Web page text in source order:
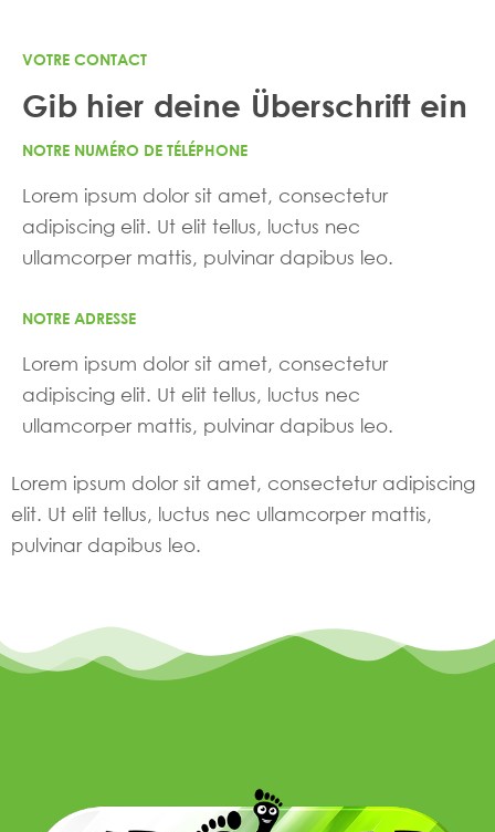
VOTRE CONTACT
Gib hier deine Überschrift ein
NOTRE NUMÉRO DE TÉLÉPHONE
Lorem ipsum dolor sit amet, consectetur
adipiscing elit. Ut elit tellus, luctus nec
ullamcorper mattis, pulvinar dapibus leo.
NOTRE ADRESSE
Lorem ipsum dolor sit amet, consectetur
adipiscing elit. Ut elit tellus, luctus nec
ullamcorper mattis, pulvinar dapibus leo.
Lorem ipsum dolor sit amet, consectetur adipiscing
elit. Ut elit tellus, luctus nec ullamcorper mattis,
pulvinar dapibus leo.